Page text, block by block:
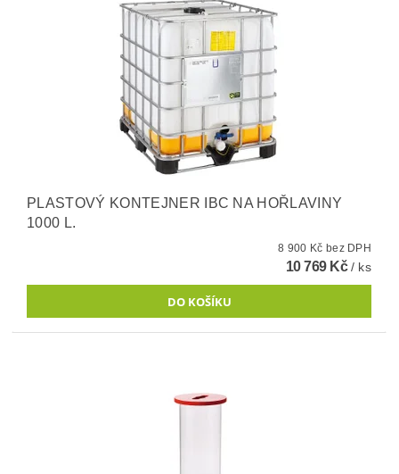
PLASTOVÝ KONTEJNER IBC NA HOŘLAVINY
1000 L.
8 900 Kč bez DPH
10 769 Kč/ ks